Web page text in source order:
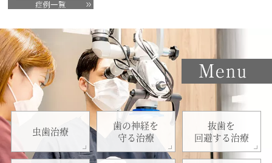
虫歯治療
歯の神経を
守る治療
抜歯を
回避する治療